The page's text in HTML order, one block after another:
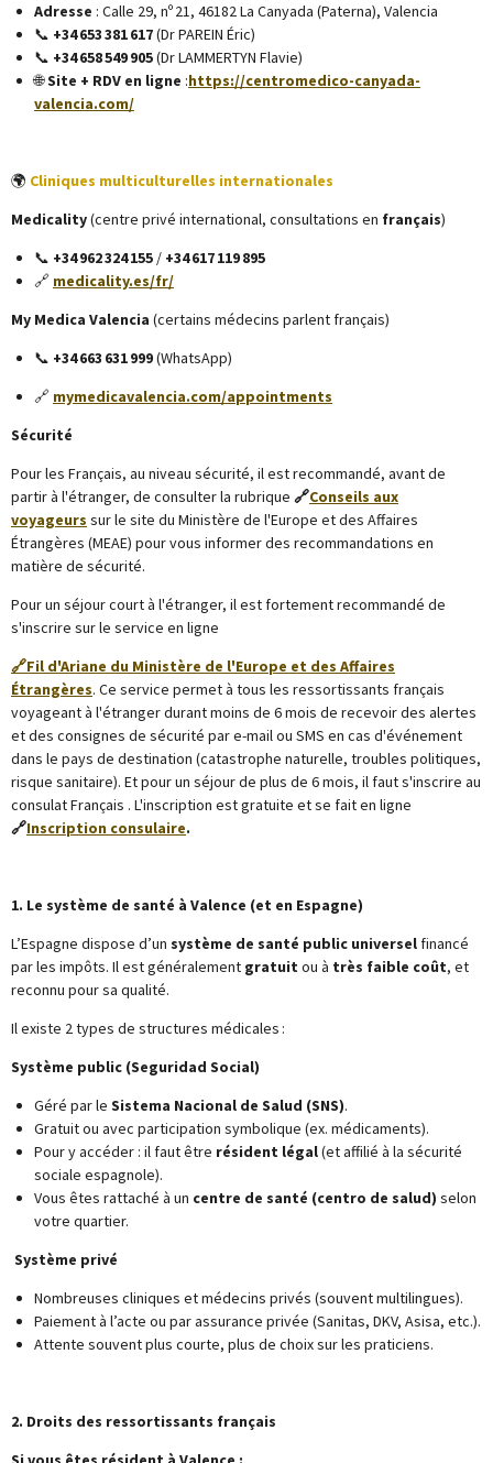
Adresse : Calle 29, nº 21, 46182 La Canyada (Paterna), Valencia
📞 +34 653 381 617(Dr PAREIN Éric)
📞 +34 658 549 905(Dr LAMMERTYN Flavie)
🌐Site + RDV en ligne :https://centromedico-canyada-
valencia.com/
🌍 Cliniques multiculturelles internationales
Medicality(centre privé international, consultations en français)
📞 +34 962 324 155 / +34 617 119 895
🔗 medicality.es/fr/
My Medica Valencia (certains médecins parlent français)
📞 +34 663 631 999(WhatsApp)
🔗 mymedicavalencia.com/appointments
Sécurité
Pour les Français, au niveau sécurité, il est recommandé, avant de
partir à l'étranger, de consulter la rubrique 🔗Conseils aux
voyageurs sur le site du Ministère de l'Europe et des Affaires
Étrangères (MEAE) pour vous informer des recommandations en
matière de sécurité.
Pour un séjour court à l'étranger, il est fortement recommandé de
s'inscrire sur le service en ligne
🔗Fil d'Ariane du Ministère de l'Europe et des Affaires
Étrangères. Ce service permet à tous les ressortissants français
voyageant à l'étranger durant moins de 6 mois de recevoir des alertes
et des consignes de sécurité par e-mail ou SMS en cas d'événement
dans le pays de destination (catastrophe naturelle, troubles politiques,
risque sanitaire). Et pour un séjour de plus de 6 mois, il faut s'inscrire au
consulat Français . L'inscription est gratuite et se fait en ligne
🔗Inscription consulaire.
1. Le système de santé à Valence (et en Espagne)
L’Espagne dispose d’un système de santé public universel financé
par les impôts. Il est généralement gratuit ou à très faible coût, et
reconnu pour sa qualité.
Il existe 2 types de structures médicales :
Système public (Seguridad Social)
Géré par le Sistema Nacional de Salud (SNS).
Gratuit ou avec participation symbolique (ex. médicaments).
Pour y accéder : il faut être résident légal(et affilié à la sécurité
sociale espagnole).
Vous êtes rattaché à un centre de santé (centro de salud) selon
votre quartier.
Système privé
Nombreuses cliniques et médecins privés (souvent multilingues).
Paiement à l’acte ou par assurance privée (Sanitas, DKV, Asisa, etc.).
Attente souvent plus courte, plus de choix sur les praticiens.
2. Droits des ressortissants français